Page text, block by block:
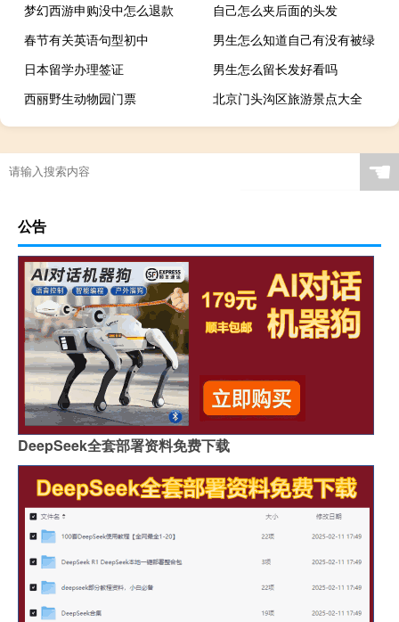
梦幻西游申购没中怎么退款
自己怎么夹后面的头发
春节有关英语句型初中
男生怎么知道自己有没有被绿
日本留学办理签证
男生怎么留长发好看吗
西丽野生动物园门票
北京门头沟区旅游景点大全
☚
公告
DeepSeek全套部署资料免费下载